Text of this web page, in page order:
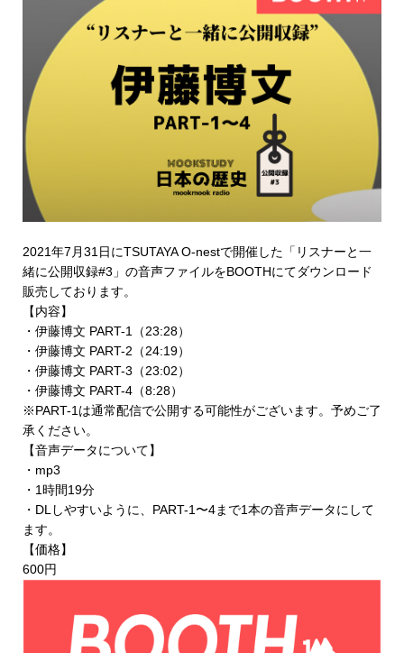
2021年7月31日にTSUTAYA O-nestで開催した「リスナーと一
緒に公開収録#3」の音声ファイルをBOOTHにてダウンロード
販売 しております。
【内容】
・伊藤博文 PART-1（23:28）
・伊藤博文 PART-2（24:19）
・伊藤博文 PART-3（23:02）
・伊藤博文 PART-4（8:28）
※PART-1は通常配信で公開する可能性がございます。予めご了
承ください。
【音声データについて】
・mp3
・1時間19分
・DLしやすいように、PART-1〜4まで1本の音声データにして
ます。
【価格】
600円